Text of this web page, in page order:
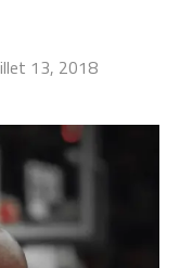
13, 2018